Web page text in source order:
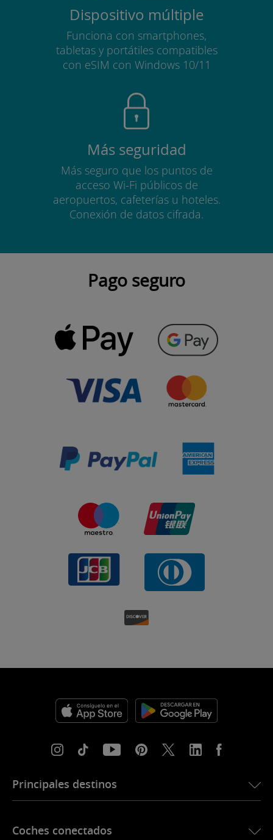
Dispositivo múltiple
Funciona con smartphones,
tabletas y portátiles compatibles
con eSIM con Windows 10/11
Más seguridad
Más seguro que los puntos de
acceso Wi-Fi públicos de
aeropuertos, cafeterías u hoteles.
Conexión de datos cifrada.
Pago seguro
Principales destinos
eSIM para Europa
Coches conectados